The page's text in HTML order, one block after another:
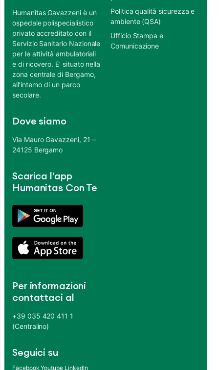
Humanitas Gavazzeni è un
ospedale polispecialistico
privato accreditato con il
Servizio Sanitario Nazionale
per le attività ambulatoriali
e di ricovero. E’ situato nella
zona centrale di Bergamo,
all’interno di un parco
secolare.
Dove siamo
Via Mauro Gavazzeni, 21 –
24125 Bergamo
Scarica l’app
Humanitas Con Te
Per informazioni
contattaci al
+39 035 420 411 1
(Centralino)
Seguici su
Facebook Youtube LinkedIn
Politica qualità sicurezza e
ambiente (QSA)
Ufficio Stampa e
Comunicazione